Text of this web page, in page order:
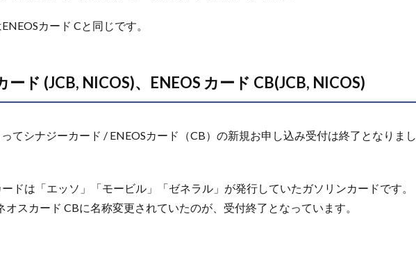
カード Cと同じです。
ード (JCB, NICOS)、ENEOS カード CB(JCB, NICOS)
てシナジーカード / ENEOSカード（CB）の新規お申し込み受付は終了となりまし
ドは「エッソ」「モービル」「ゼネラル」が発行していたガソリンカードです。
オスカード CBに名称変更されていたのが、受付終了となっています。